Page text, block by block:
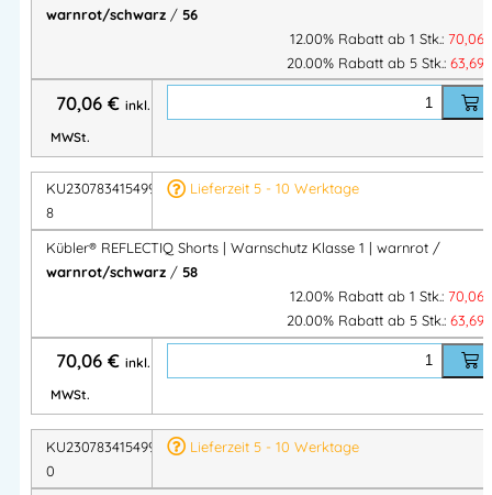
Bau & Handwerk
Straßenbau & Tiefbau
Transport & Logistik
Wartung & Instandhaltung
Service- und Montageeinsätze im Sommer
Kübler® REFLECTIQ Shorts 2307 – Warnschutz-Shorts Klasse
1 mit CORDURA®-Verstärkungen, ergonomischem Schnitt &
Reflexstreifen. Robust, schmutzabweisend & ideal für warme
Arbeitstage.
Kübler REFLECTIQ Shorts – Warnschutz-Shorts Klasse 1 mit
CORDURA®, Reflexstreifen & ergonomischem Schnitt. Robust,
warnrot/schwarz/ 56
12.00% Rabatt ab 1 Stk.: 70,06
20.00% Rabatt ab 5 Stk.: 63,69
70,06 € inkl.
MWSt.
KU2307834154995
8
Lieferzeit 5 - 10 Werktage
Kübler® REFLECTIQ Shorts | Warnschutz Klasse 1 | warnrot /
warnrot/schwarz/ 58
12.00% Rabatt ab 1 Stk.: 70,06
20.00% Rabatt ab 5 Stk.: 63,69
70,06 € inkl.
MWSt.
KU2307834154996
0
Lieferzeit 5 - 10 Werktage